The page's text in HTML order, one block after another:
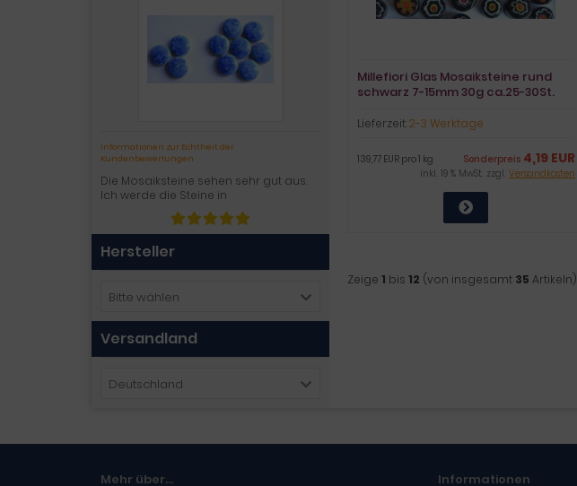
Millefiori Glas Mosaiksteine rund
schwarz 7-15mm 30g ca.25-30St.
Lieferzeit:2-3 Werktage
Sonderpreis 4,19 EUR
139,77 EUR pro 1 kg
inkl. 19 % MwSt. zzgl. Versandkosten
Zeige 1 bis 12 (von insgesamt 35 Artikeln)
Informationen zur Echtheit der
Kundenbewertungen
Die Mosaiksteine sehen sehr gut aus.
Ich werde die Steine in
Hersteller
Bitte wählen
Versandland
Deutschland
Mehr über... Informationen